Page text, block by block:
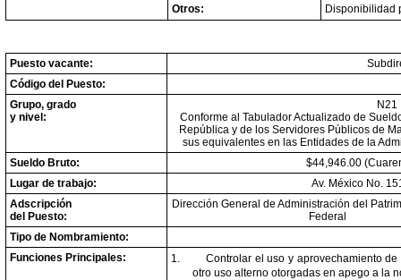
Otros:
Disponibilidad
Puesto vacante:
Código del Puesto:
Grupo, grado
y nivel:
N21
Conforme al Tabulador Actualizado de
República y de los Servidores Públicos de
sus equivalentes en las Entidades de la
Sueldo Bruto:
$44,946.00
Lugar de trabajo:
Av. México No.
Adscripción
del Puesto:
Dirección General de Administración del
Federal
Tipo de Nombramiento:
Funciones Principales:
1.
Controlar el uso y aprovechamiento
otro uso alterno otorgadas en apego a la